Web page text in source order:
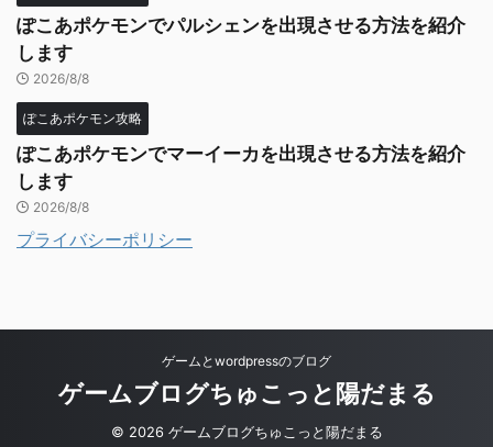
ぽこあポケモンでパルシェンを出現させる方法を紹介
します
2026/8/8
ぽこあポケモン攻略
ぽこあポケモンでマーイーカを出現させる方法を紹介
します
2026/8/8
プライバシーポリシー
ゲームとwordpressのブログ
ゲームブログちゅこっと陽だまる
© 2026 ゲームブログちゅこっと陽だまる